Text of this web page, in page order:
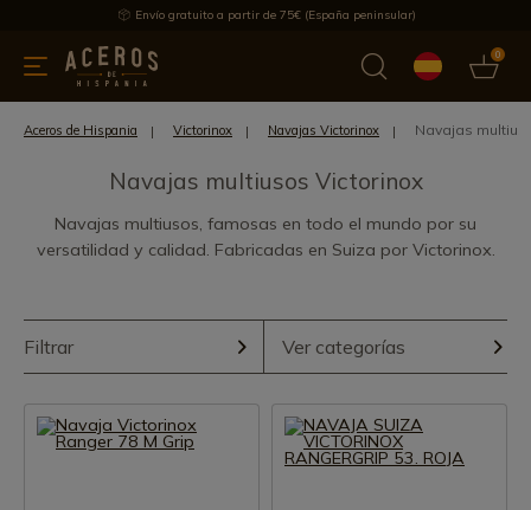
Envío gratuito a partir de 75€ (España peninsular)
0
menaje Ofertas Ultimas novedades Los más vendidos
Aceros de Hispania Victorinox Navajas Victorinox Navajas
Navajas multiusos Victorinox
Navajas multiusos, famosas en todo el mundo por su
versatilidad y calidad. Fabricadas en Suiza por Victorinox.
Filtrar Ver categorías